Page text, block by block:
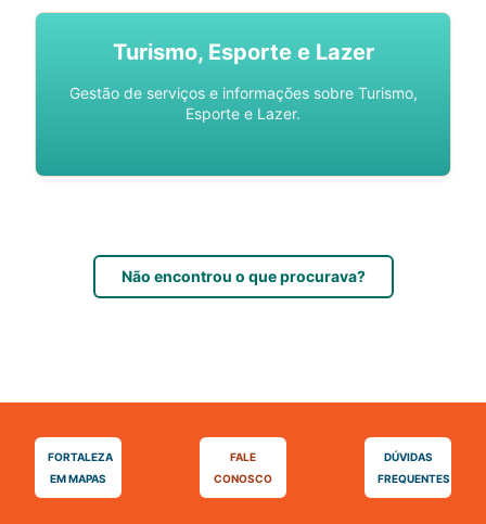
Turismo, Esporte e Lazer
Gestão de serviços e informações sobre Turismo,
Esporte e Lazer.
Não encontrou o que procurava?
FORTALEZA
EM MAPAS
FALE
CONOSCO
DÚVIDAS
FREQUENTES